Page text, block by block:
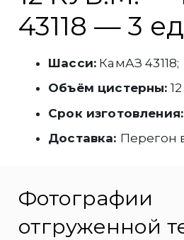
43118 — 3
Шасси: КамАЗ 43118;
Объём цистерны:
Срок изготовления:
Доставка: Перегон
Фотографии
отгруженной